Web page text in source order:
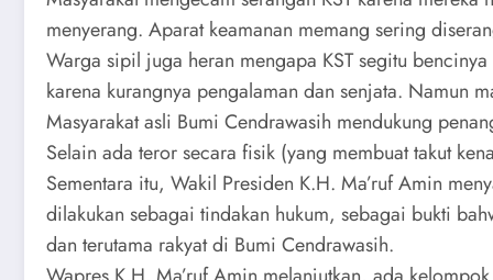
menyerang. Aparat keamanan memang sering
Warga sipil juga heran mengapa KST segitu
karena kurangnya pengalaman dan senjata. Namun
Masyarakat asli Bumi Cendrawasih mendukung
Selain ada teror secara fisik (yang membuat takut
Sementara itu, Wakil Presiden K.H. Ma’ruf Amin
dilakukan sebagai tindakan hukum, sebagai bukti
dan terutama rakyat di Bumi Cendrawasih.